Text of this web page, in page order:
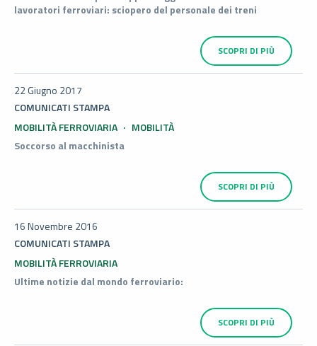
lavoratori ferroviari: sciopero del personale dei treni
SCOPRI DI PIÙ
22 Giugno 2017
COMUNICATI STAMPA
MOBILITÀ FERROVIARIA
MOBILITÀ
Soccorso al macchinista
SCOPRI DI PIÙ
16 Novembre 2016
COMUNICATI STAMPA
MOBILITÀ FERROVIARIA
Ultime notizie dal mondo ferroviario:
SCOPRI DI PIÙ